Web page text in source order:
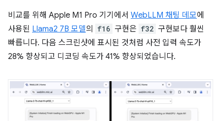
비교를 위해 Apple M1 Pro 기기에서 WebLLM 채팅 데모에
사용된 Llama2 7B 모델의 f16 구현은 f32 구현보다 훨씬
빠릅니다. 다음 스크린샷에 표시된 것처럼 사전 입력 속도가
28% 향상되고 디코딩 속도가 41% 향상되었습니다.